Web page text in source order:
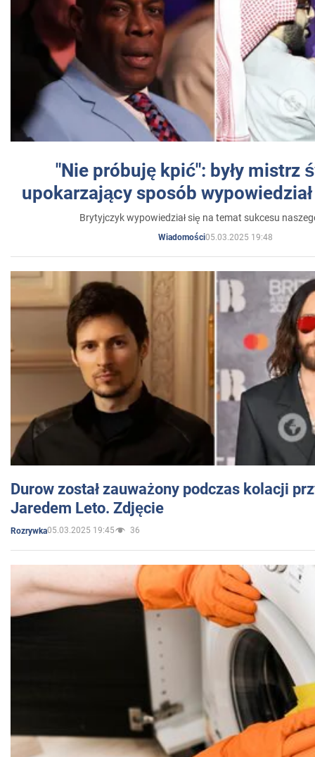
"Nie próbuję kpić": były mistrz
upokarzający sposób
Brytyjczyk wypowiedział się na temat sukcesu
Wiadomości05.03.2025 19:48
Durow został zauważony podczas kolacji
Jaredem Leto. Zdjęcie
Rozrywka05.03.2025 19:45 36